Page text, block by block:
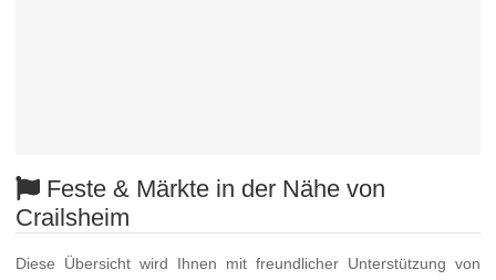
Feste & Märkte in der Nähe von
Crailsheim
Diese Übersicht wird Ihnen mit freundlicher Unterstützung von